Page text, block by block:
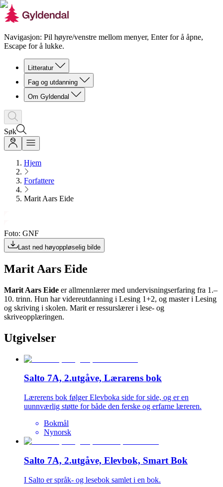
Navigasjon: Pil høyre/venstre mellom menyer, Enter for å åpne,
Escape for å lukke.
Litteratur
Fag og utdanning
Om Gyldendal
Søk
Hjem
Forfattere
Marit Aars Eide
Foto: GNF
Last ned høyoppløselig bilde
Marit Aars Eide
Marit Aars Eide er allmennlærer med undervisningserfaring fra 1.–
10. trinn. Hun har videreutdanning i Lesing 1+2, og master i Lesing
og skriving i skolen. Marit er ressurslærer i lese- og
skriveopplæringen.
Utgivelser
Salto 7A, 2.utgåve, Lærarens bok
Lærerens bok følger Elevboka side for side, og er en
uunnværlig støtte for både den ferske og erfarne læreren.
Bokmål
Nynorsk
Salto 7A, 2.utgåve, Elevbok, Smart Bok
I Salto er språk- og lesebok samlet i en bok.